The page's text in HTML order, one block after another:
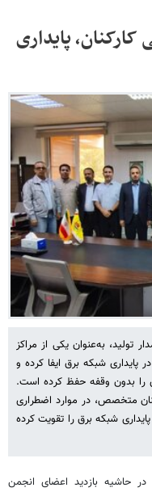
کارکنان، پایداری
تولید، به‌عنوان یکی از مراکز
شبکه برق ایفا کرده و
را بدون وقفه حفظ کرده است.
متخصص، در موارد اضطراری
شبکه برق را تقویت کرده
حاشیه بازدید اعضای انجمن